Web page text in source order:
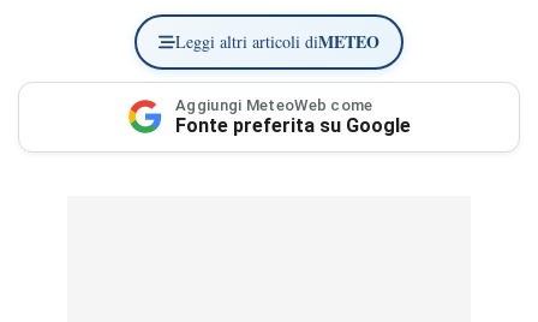
Leggi altri articoli diMETEO
Aggiungi MeteoWeb come
Fonte preferita su Google